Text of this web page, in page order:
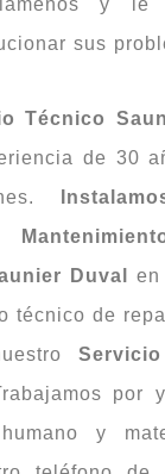
y le
sus
Técnico
de 30
Duval en
técnico de
por
y